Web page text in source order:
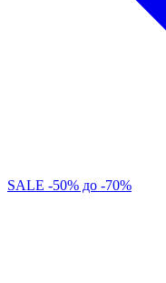
SALE -50% до -70%